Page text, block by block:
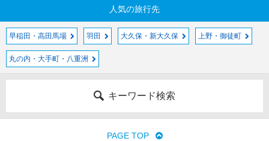
人気の旅行先
早稲田・高田馬場 羽田 大久保・新大久保 上野・御徒町
丸の内・大手町・八重洲
キーワード検索
PAGE TOP